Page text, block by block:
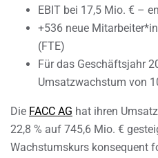
EBIT bei 17,5 Mio. € –
+536 neue
(FTE)
Für das Geschäftsjahr
Umsatzwachstum von
Die FACC AG hat ihren
22,8 % auf 745,6 Mio. €
Wachstumskurs konsequent